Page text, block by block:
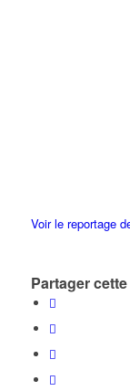
Voir le reportage
Partager